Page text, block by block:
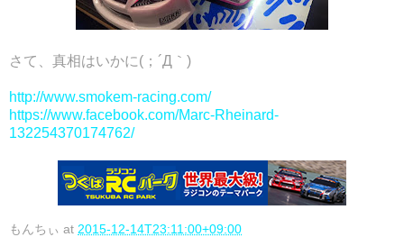
さて、真相はいかに(；´Д｀)
http://www.smokem-racing.com/
https://www.facebook.com/Marc-Rheinard-
132254370174762/
もんちぃ at 2015-12-14T23:11:00+09:00